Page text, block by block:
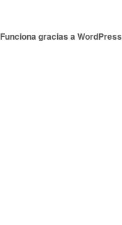
Funciona gracias a WordPress